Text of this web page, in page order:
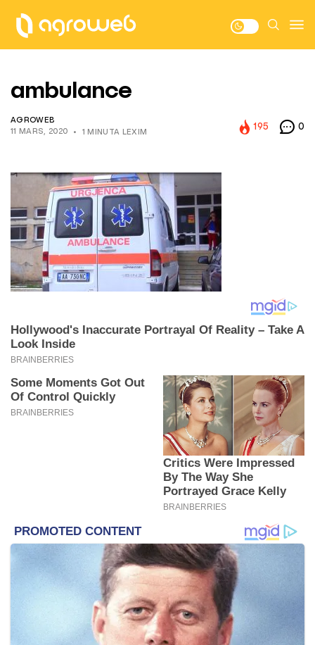
ambulance
AGROWEB
11 MARS, 2020
1 MINUTA LEXIM
195 0